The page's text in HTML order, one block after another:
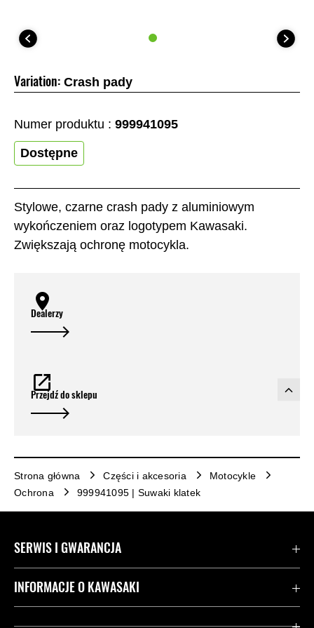
Stylowe, czarne crash pady z aluminiowym
wykończeniem oraz logotypem Kawasaki.
Zwiększają ochronę motocykla.
Variation: Crash pady
Numer produktu : 999941095
Dostępne
Dealerzy
Przejdź do sklepu
Strona główna Części i akcesoria
Motocykle
Ochrona
999941095 | Suwaki klatek
SERWIS I GWARANCJA
Kontakt
INFORMACJE O KAWASAKI
Dziedzictwo Kawasaki